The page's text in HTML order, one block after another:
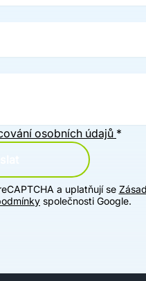
osobních údajů *
a uplatňují se
společnosti Google.